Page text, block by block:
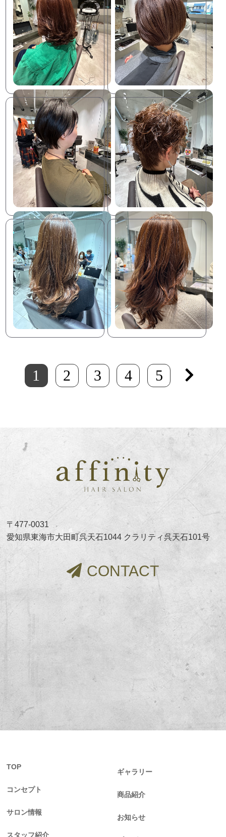
1 2 3 4 5
〒477-0031
愛知県東海市大田町呉天石1044 クラリティ呉天石101号
CONTACT
TOP
コンセプト
サロン情報
スタッフ紹介
ギャラリー
商品紹介
お知らせ